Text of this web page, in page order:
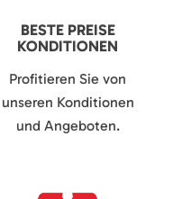
BESTE PREISE
KONDITIONEN
Profitieren Sie von
unseren Konditionen
und Angeboten.